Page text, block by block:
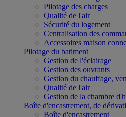
Pilotage des charges
Qualité de l'air
Sécurité du logement
Centralisation des
Accessoires maison
Pilotage du batiment
Gestion de l'éclairage
Gestion des ouvrants
Gestion du chauffage,
Qualité de l'air
Gestion de la chambre
Boîte d'encastrement, de
Boîte d'encastrement